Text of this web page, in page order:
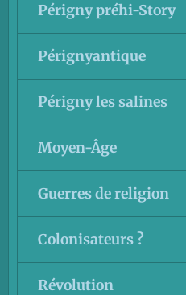
Périgny préhi-Story
Pérignyantique
Périgny les salines
Moyen-Âge
Guerres de religion
Colonisateurs ?
Révolution